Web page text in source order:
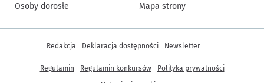
Osoby dorosłe
Mapa strony
Inne informacje
Redakcja Deklaracja dostępności Newsletter
Regulamin Regulamin konkursów
Polityka prywatności